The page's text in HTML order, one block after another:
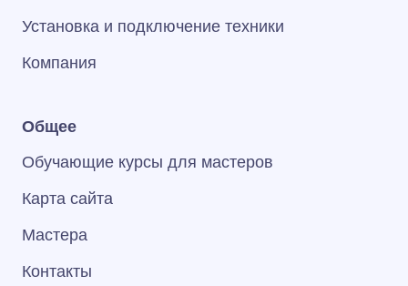
Установка и подключение техники
Компания
Общее
Обучающие курсы для мастеров
Карта сайта
Мастера
Контакты